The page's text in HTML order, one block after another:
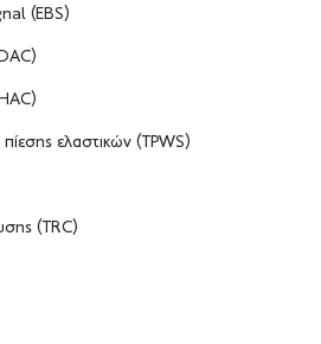
(EBS)
ελαστικών (TPWS)
(TRC)